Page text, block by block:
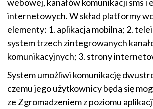
webowej, kanałów komunikacji sms i
internetowych. W skład platformy
elementy: 1. aplikacja mobilna; 2.
system trzech zintegrowanych
komunikacyjnych; 3. strony
System umożliwi komunikację
czemu jego użytkownicy będą się
ze Zgromadzeniem z poziomu